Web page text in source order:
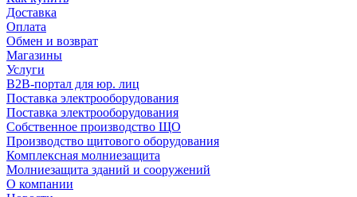
Доставка
Оплата
Обмен и возврат
Магазины
Услуги
B2B-портал для юр. лиц
Поставка электрооборудования
Поставка электрооборудования
Собственное производство ЩО
Производство щитового оборудования
Комплексная молниезащита
Молниезащита зданий и сооружений
О компании